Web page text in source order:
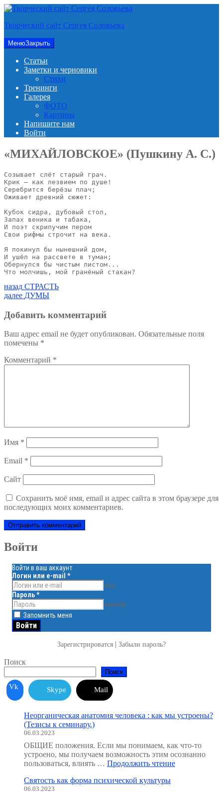
Перейти
содержимому
Творческий сайт Сергея Соловьева
МенюЗакрыть
Статьи
Заметки и черновики
Стихи
Тренинги
Галерея
ФОТО
Картины
Напишите нам
Войти
«МИХАЙЛОВСКОЕ» (Пушкину А. С.)
Созывает слёт старый грач.
Крик — как лезвием по душе!
Серебрится берёзы плач;
Оживает древний сюжет:
Кубок сидра, дубовый стол,
Запах веника и табака,
И поэт скрипучим пером
Свои рифмы строчит на века.
Я покинул бы нынешний дом,
И ушёл на рассвете в туман;
Обернулся бы чистым листом...
Что молчишь, мой гранёный стакан?
Навигация
по
записям
назад Предыдущая
запись:
СТРАСТЬ
далее Следующая
ДУМЫ
Добавить комментарий
Ваш адрес email не будет опубликован. Обязательные поля
помечены *
Комментарий *
Имя *
Email *
Сайт
Сохранить моё имя, email и адрес сайта в этом браузере для
последующих моих комментариев.
Войти
Войти в ваш аккаунт
Логин или e-mail *
face
Пароль*
visibility
Запомнить меня
Зарегистрироватся | Забыли пароль?
Поиск
Поиск
Vk Skype Mail
Неорганическая анатомия человека : как мы устроены?
(Тезисы к семинару.)
06.03.2023
ОБЩИЕ положения. Если мы понимаем, как что-то
устроено, мы получаем возможность этим осознанно
пользоваться, влиять … Продолжить чтение
Святость как форма психической культуры
06.03.2023